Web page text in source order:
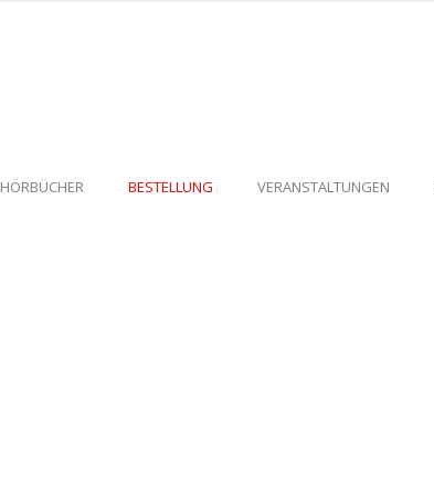
HÖRBÜCHER BESTELLUNG VERANSTALTUNGEN